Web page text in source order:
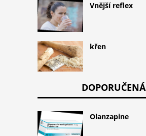
Vnější reflex
křen
DOPORUČENÁ
Olanzapine